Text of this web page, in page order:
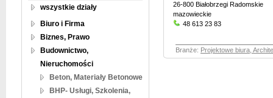
wszystkie działy
Biuro i Firma
Biznes, Prawo
Budownictwo,
Nieruchomości
Beton, Materiały Betonowe
BHP- Usługi, Szkolenia,
26-800 Białobrzegi Radomskie
mazowieckie
48 613 23 83
Branże: Projektowe biura,